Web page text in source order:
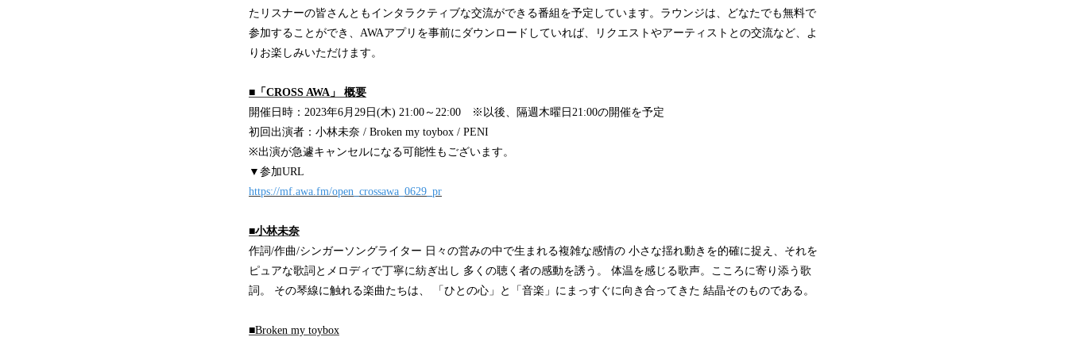
たリスナーの皆さんともインタラクティブな交流ができる番組を予定しています。ラウンジは、どなたでも無料で
参加することができ、AWAアプリを事前にダウンロードしていれば、リクエストやアーティストとの交流など、よ
りお楽しみいただけます。
■「CROSS AWA」 概要
開催日時：2023年6月29日(木) 21:00～22:00 ※以後、隔週木曜日21:00の開催を予定
初回出演者：小林未奈 / Broken my toybox / PENI
※出演が急遽キャンセルになる可能性もございます。
▼参加URL
https://mf.awa.fm/open_crossawa_0629_pr
■小林未奈
作詞/作曲/シンガーソングライター 日々の営みの中で生まれる複雑な感情の 小さな揺れ動きを的確に捉え、それを
ピュアな歌詞とメロディで丁寧に紡ぎ出し 多くの聴く者の感動を誘う。 体温を感じる歌声。こころに寄り添う歌
詞。 その琴線に触れる楽曲たちは、 「ひとの心」と「音楽」にまっすぐに向き合ってきた 結晶そのものである。
■Broken my toybox